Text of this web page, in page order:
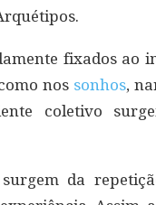
fixados ao
nos sonhos,
coletivo
da